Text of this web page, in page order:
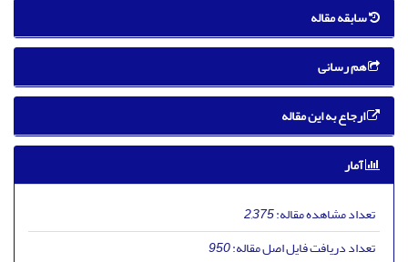
سابقه مقاله
هم رسانی
ارجاع به این مقاله
آمار
تعداد مشاهده مقاله:2,375
تعداد دریافت فایل اصل مقاله:950